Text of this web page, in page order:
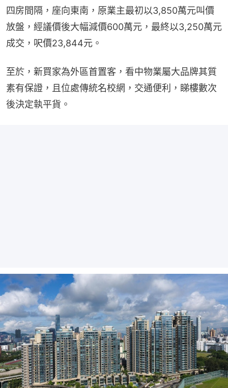
四房間隔，座向東南，原業主最初以3,850萬元叫價
放盤，經議價後大幅減價600萬元，最終以3,250萬元
成交，呎價23,844元。
至於，新買家為外區首置客，看中物業屬大品牌其質
素有保證，且位處傳統名校網，交通便利，睇樓數次
後決定執平貨。